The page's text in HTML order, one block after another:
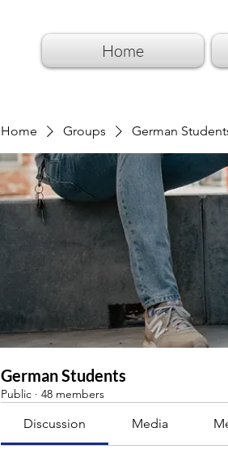
Home
Home Groups German
German Students
Public · 48 members
Discussion Media